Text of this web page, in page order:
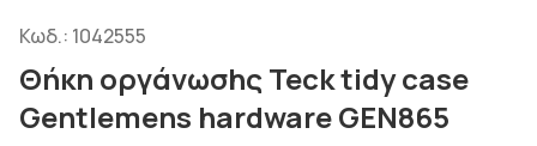
Κωδ.: 1042555
Θήκη οργάνωσhς Teck tidy case
Gentlemens hardware GEN865